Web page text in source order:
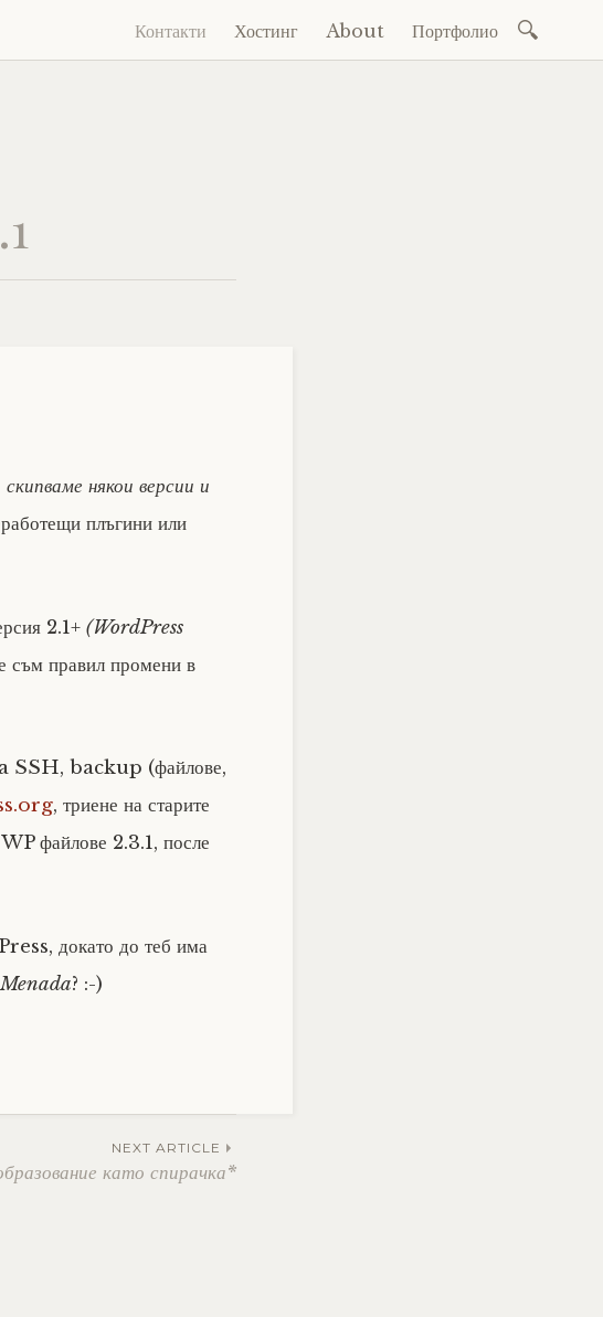
Skip
to
Контакти Хостинг About Портфолио
някои версии и
плъгини или
2.1+ (WordPress
съм правил промени в
SSH, backup (файлове,
, триене на старите
файлове 2.3.1, после
докато до теб има
? :-)
NEXT ARTICLE
като спирачка*